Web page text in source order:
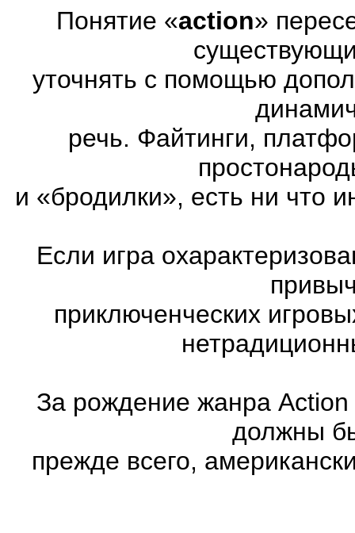
Понятие «action»
уточнять с помощью
речь. Файтинги,
и «бродилки», есть ни что
Если игра
приключенческих
За рождение жанра
должны
прежде всего,